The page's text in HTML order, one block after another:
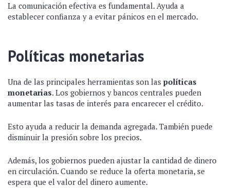
La comunicación efectiva es fundamental. Ayuda a
establecer confianza y a evitar pánicos en el mercado.
Políticas monetarias
Una de las principales herramientas son las políticas
monetarias. Los gobiernos y bancos centrales pueden
aumentar las tasas de interés para encarecer el crédito.
Esto ayuda a reducir la demanda agregada. También puede
disminuir la presión sobre los precios.
Además, los gobiernos pueden ajustar la cantidad de dinero
en circulación. Cuando se reduce la oferta monetaria, se
espera que el valor del dinero aumente.